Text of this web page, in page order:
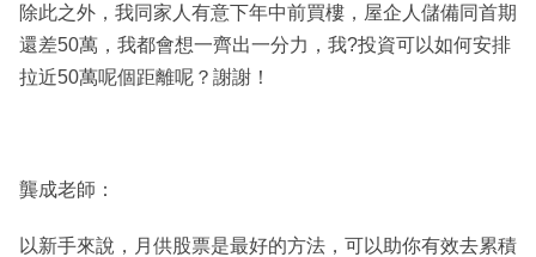
除此之外，我同家人有意下年中前買樓，屋企人儲備同首期
還差50萬，我都會想一齊出一分力，我?投資可以如何安排
拉近50萬呢個距離呢？謝謝！
龔成老師：
以新手來說，月供股票是最好的方法，可以助你有效去累積